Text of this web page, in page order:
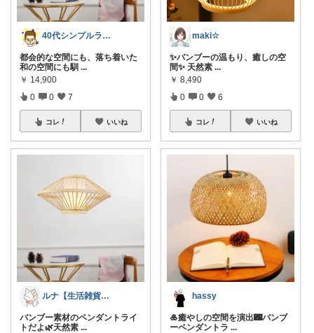
40代シンプルライフ 男の暮らし上手
都会的な空間にも、落ち着いた
和の空間にも馴 ...
￥ 14,900
0 0 7
コレ いいね
ルナ【生活雑貨】便利グッズ
バンブー素材のペンダントライ
トだよ🌿天然素 ...
maki☆
✨バンブーの温もり、癒しの空
間✨ 天然素 ...
￥ 8,490
0 0 6
コレ いいね
hassy
🎍癒やしの空間を演出🌃バンブ
ーペンダントラ ...